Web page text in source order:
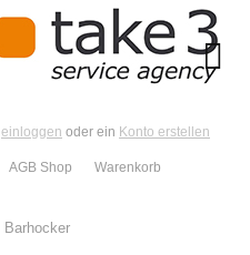
einloggen oder ein Konto erstellen
AGB Shop Warenkorb
Barhocker